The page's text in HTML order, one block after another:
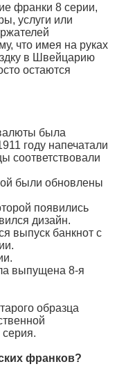
франки 8 серии,
услуги или
что имея на руках
в Швейцарию
остаются
была
году напечатали
соответствовали
были обновлены
появились
дизайн.
выпуск банкнот с
выпущена 8-я
образца
франков?